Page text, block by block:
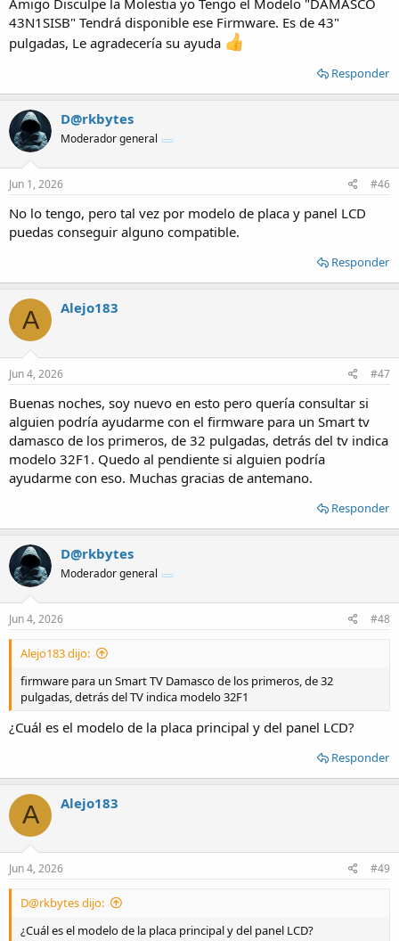
43N1SISB" Tendrá disponible ese Firmware. Es de 43"
pulgadas, Le agradecería su ayuda
Responder
D@rkbytes
Moderador general
Jun 1, 2026 #46
No lo tengo, pero tal vez por modelo de placa y panel LCD
puedas conseguir alguno compatible.
Responder
A Alejo183
Jun 4, 2026 #47
Buenas noches, soy nuevo en esto pero quería consultar si
alguien podría ayudarme con el firmware para un Smart tv
damasco de los primeros, de 32 pulgadas, detrás del tv indica
modelo 32F1. Quedo al pendiente si alguien podría
ayudarme con eso. Muchas gracias de antemano.
Responder
D@rkbytes
Moderador general
Jun 4, 2026 #48
Alejo183 dijo:
firmware para un Smart TV Damasco de los primeros, de 32
pulgadas, detrás del TV indica modelo 32F1
¿Cuál es el modelo de la placa principal y del panel LCD?
Responder
A Alejo183
Jun 4, 2026 #49
D@rkbytes dijo:
¿Cuál es el modelo de la placa principal y del panel LCD?